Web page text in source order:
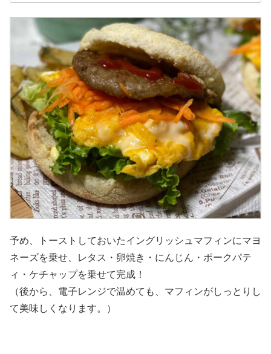
予め、トーストしておいたイングリッシュマフィンにマヨ
ネーズを乗せ、レタス・卵焼き・にんじん・ポークパテ
ィ・ケチャップを乗せて完成！
（後から、電子レンジで温めても、マフィンがしっとりし
て美味しくなります。）